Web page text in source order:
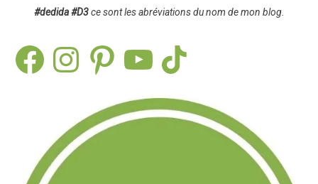
#dedida #D3ce sont les abréviations du nom de mon blog.
FacebookInstagramPinterest TikTok